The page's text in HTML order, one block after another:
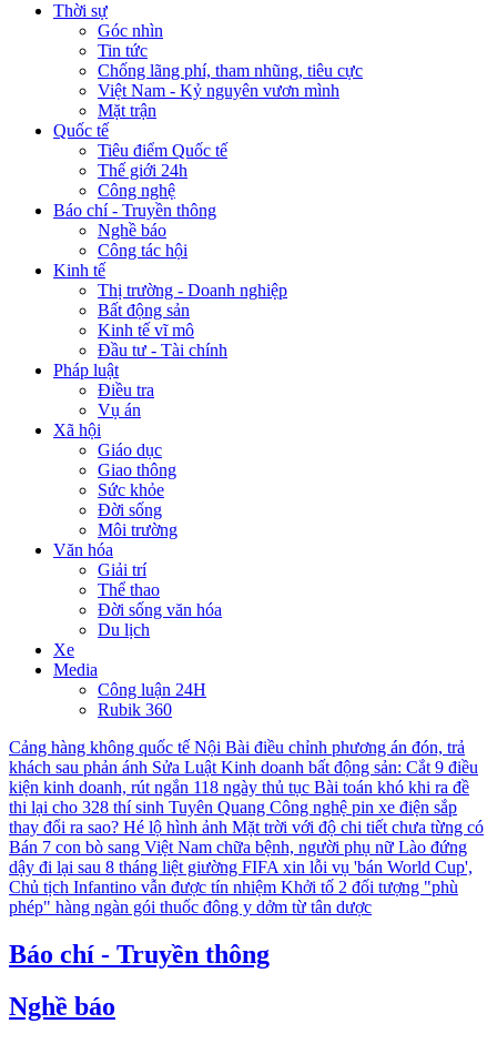
Thời sự
Góc nhìn
Tin tức
Chống lãng phí, tham nhũng, tiêu cực
Việt Nam - Kỷ nguyên vươn mình
Mặt trận
Quốc tế
Tiêu điểm Quốc tế
Thế giới 24h
Công nghệ
Báo chí - Truyền thông
Nghề báo
Công tác hội
Kinh tế
Thị trường - Doanh nghiệp
Bất động sản
Kinh tế vĩ mô
Đầu tư - Tài chính
Pháp luật
Điều tra
Vụ án
Xã hội
Giáo dục
Giao thông
Sức khỏe
Đời sống
Môi trường
Văn hóa
Giải trí
Thể thao
Đời sống văn hóa
Du lịch
Xe
Media
Công luận 24H
Rubik 360
Cảng hàng không quốc tế Nội Bài điều chỉnh phương án đón, trả
khách sau phản ánh Sửa Luật Kinh doanh bất động sản: Cắt 9 điều
kiện kinh doanh, rút ngắn 118 ngày thủ tục Bài toán khó khi ra đề
thi lại cho 328 thí sinh Tuyên Quang Công nghệ pin xe điện sắp
thay đổi ra sao? Hé lộ hình ảnh Mặt trời với độ chi tiết chưa từng có
Bán 7 con bò sang Việt Nam chữa bệnh, người phụ nữ Lào đứng
dậy đi lại sau 8 tháng liệt giường FIFA xin lỗi vụ 'bán World Cup',
Chủ tịch Infantino vẫn được tín nhiệm Khởi tố 2 đối tượng "phù
phép" hàng ngàn gói thuốc đông y dởm từ tân dược
Báo chí - Truyền thông
Nghề báo